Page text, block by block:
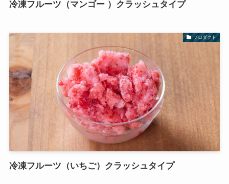
冷凍フルーツ（マンゴー ）クラッシュタイプ
プロダクト
冷凍フルーツ（いちご）クラッシュタイプ